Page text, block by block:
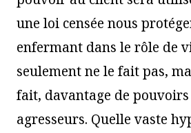
une loi censée nous
enfermant dans le rôle de
seulement ne le fait pas,
fait, davantage de pouvoirs
agresseurs. Quelle vaste